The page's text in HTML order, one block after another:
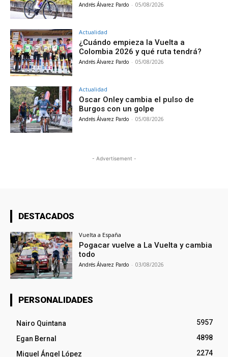
Andrés Álvarez Pardo - 05/08/2026
Actualidad
¿Cuándo empieza la Vuelta a
Colombia 2026 y qué ruta tendrá?
Andrés Álvarez Pardo - 05/08/2026
Actualidad
Oscar Onley cambia el pulso de
Burgos con un golpe
Andrés Álvarez Pardo - 05/08/2026
- Advertisement -
DESTACADOS
Vuelta a España
Pogacar vuelve a La Vuelta y cambia
todo
Andrés Álvarez Pardo - 03/08/2026
PERSONALIDADES
Nairo Quintana
5957
Egan Bernal
4898
Miguel Ángel López
2274